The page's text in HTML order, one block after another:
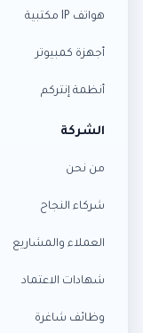
هواتف IP مكتبية
أجهزة كمبيوتر
أنظمة إنتركم
الشركة
من نحن
شركاء النجاح
العملاء والمشاريع
شهادات الاعتماد
وظائف شاغرة